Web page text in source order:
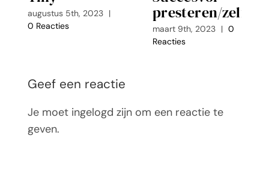
augustus 5th, 2023 |
0 Reacties
presteren/
maart 9th, 2023 | 0
Reacties
Geef een reactie
Je moet ingelogd zijn om een reactie te
geven.